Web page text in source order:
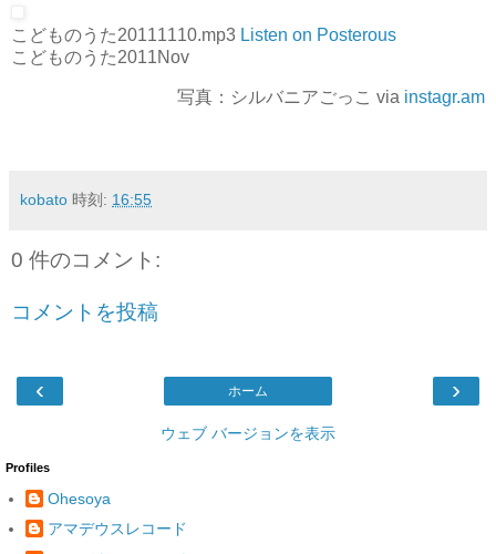
こどものうた20111110.mp3 Listen on Posterous
こどものうた2011Nov
写真：シルバニアごっこ via instagr.am
kobato 時刻: 16:55
0 件のコメント:
コメントを投稿
‹ ›
ホーム
ウェブ バージョンを表示
Profiles
Ohesoya
アマデウスレコード